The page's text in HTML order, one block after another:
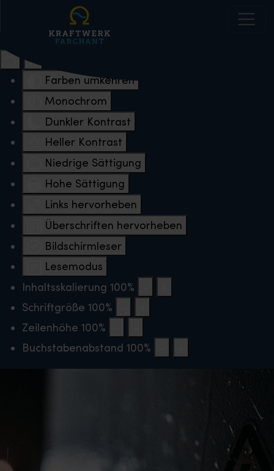
Eingabehilfen öffnen
Farben umkehren
Monochrom
Dunkler Kontrast
Heller Kontrast
Niedrige Sättigung
Hohe Sättigung
Links hervorheben
Überschriften hervorheben
Bildschirmleser
Lesemodus
Inhaltsskalierung 100%
Schriftgröße 100%
Zeilenhöhe 100%
Buchstabenabstand 100%